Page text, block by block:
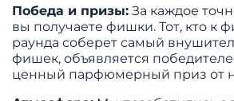
Победа и призы: За каждое
вы получаете фишки. Тот, кто к
раунда соберет самый
фишек, объявляется
ценный парфюмерный приз от